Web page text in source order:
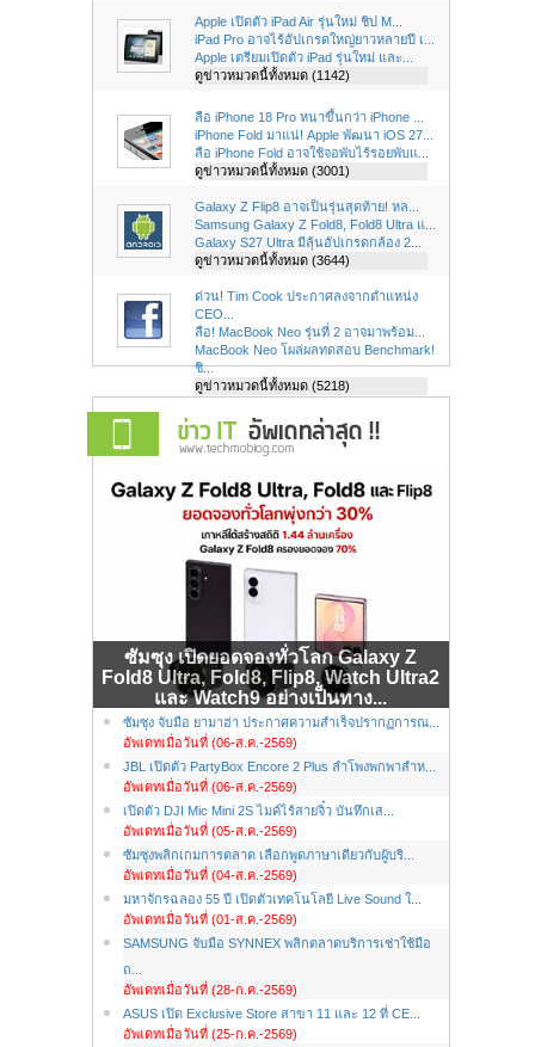
Apple เปิดตัว iPad Air รุ่นใหม่ ชิป M...
iPad Pro อาจไร้อัปเกรดใหญ่ยาวหลายปี เ...
Apple เตรียมเปิดตัว iPad รุ่นใหม่ และ...
ดูข่าวหมวดนี้ทั้งหมด (1142)
ลือ iPhone 18 Pro หนาขึ้นกว่า iPhone ...
iPhone Fold มาแน่! Apple พัฒนา iOS 27...
ลือ iPhone Fold อาจใช้จอพับไร้รอยพับแ...
ดูข่าวหมวดนี้ทั้งหมด (3001)
Galaxy Z Flip8 อาจเป็นรุ่นสุดท้าย! หล...
Samsung Galaxy Z Fold8, Fold8 Ultra แ...
Galaxy S27 Ultra มีลุ้นอัปเกรดกล้อง 2...
ดูข่าวหมวดนี้ทั้งหมด (3644)
ด่วน! Tim Cook ประกาศลงจากตำแหน่ง
CEO...
ลือ! MacBook Neo รุ่นที่ 2 อาจมาพร้อม...
MacBook Neo โผล่ผลทดสอบ Benchmark!
ชิ...
ดูข่าวหมวดนี้ทั้งหมด (5218)
ซัมซุง เปิดยอดจองทั่วโลก Galaxy Z
Fold8 Ultra, Fold8, Flip8, Watch Ultra2
และ Watch9 อย่างเป็นทาง...
ซัมซุง จับมือ ยามาฮ่า ประกาศความสำเร็จปรากฏการณ...
อัพเดทเมื่อวันที่ (06-ส.ค.-2569)
JBL เปิดตัว PartyBox Encore 2 Plus ลำโพงพกพาสำห...
อัพเดทเมื่อวันที่ (06-ส.ค.-2569)
เปิดตัว DJI Mic Mini 2S ไมค์ไร้สายจิ๋ว บันทึกเส...
อัพเดทเมื่อวันที่ (05-ส.ค.-2569)
ซัมซุงพลิกเกมการตลาด เลือกพูดภาษาเดียวกับผู้บริ...
อัพเดทเมื่อวันที่ (04-ส.ค.-2569)
มหาจักรฉลอง 55 ปี เปิดตัวเทคโนโลยี Live Sound ใ...
อัพเดทเมื่อวันที่ (01-ส.ค.-2569)
SAMSUNG จับมือ SYNNEX พลิกตลาดบริการเช่าใช้มือ
ถ...
อัพเดทเมื่อวันที่ (28-ก.ค.-2569)
ASUS เปิด Exclusive Store สาขา 11 และ 12 ที่ CE...
อัพเดทเมื่อวันที่ (25-ก.ค.-2569)